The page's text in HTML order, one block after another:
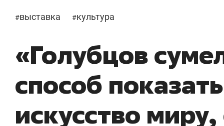
#выставка #культура
«Голубцов
способ
искусство